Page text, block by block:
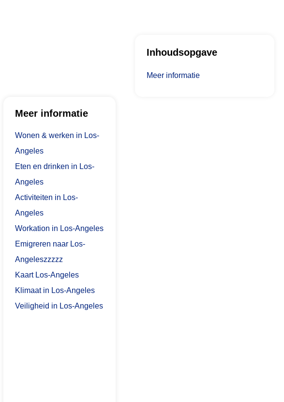
Meer informatie
Wonen & werken in Los-
Angeles
Eten en drinken in Los-
Angeles
Activiteiten in Los-
Angeles
Workation in Los-Angeles
Emigreren naar Los-
Angeleszzzzz
Kaart Los-Angeles
Klimaat in Los-Angeles
Veiligheid in Los-Angeles
Inhoudsopgave
Meer informatie